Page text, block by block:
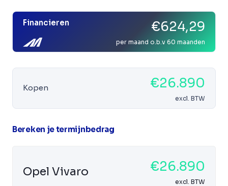
Financieren €624,29
per maand o.b.v 60 maanden
Kopen €26.890
excl. BTW
Bereken je termijnbedrag
Opel Vivaro €26.890
excl. BTW